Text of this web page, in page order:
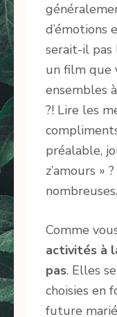
d’émotions
serait-il pas
un film que
ensembles
?! Lire les
préalable,
z’amours »
nombreuses.
Comme
activités à
pas. Elles
choisies en
future